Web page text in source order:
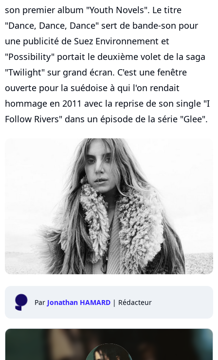
son premier album "Youth Novels". Le titre
"Dance, Dance, Dance" sert de bande-son pour
une publicité de Suez Environnement et
"Possibility" portait le deuxième volet de la saga
"Twilight" sur grand écran. C'est une fenêtre
ouverte pour la suédoise à qui l'on rendait
hommage en 2011 avec la reprise de son single "I
Follow Rivers" dans un épisode de la série "Glee".
Par Jonathan HAMARD | Rédacteur